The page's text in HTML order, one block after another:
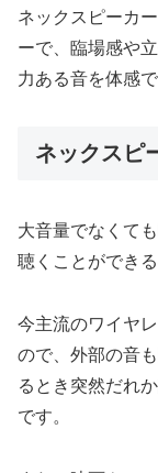
ネックスピーカ
ーで、臨場感や
力ある音を体感
ネックスピ
大音量でなくて
聴くことができ
今主流のワイヤ
ので、外部の音
るとき突然だれ
です。